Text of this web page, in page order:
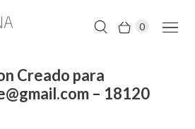
0
Creado para
– 18120